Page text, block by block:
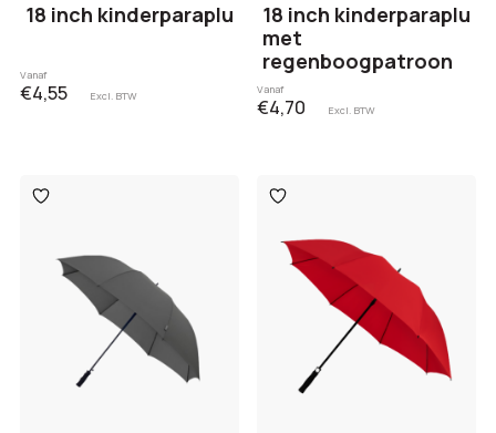
18 inch kinderparaplu
Vanaf
€4,55 Excl. BTW
18 inch kinderparaplu
met
regenboogpatroon
Vanaf
€4,70 Excl. BTW
Toevoegen
aan
Toevoegen
aan